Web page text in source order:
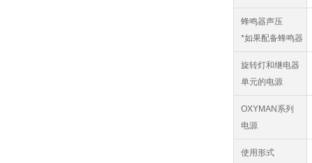
蜂鸣器声压
*如果配备蜂鸣器
旋转灯和继电器
单元的电源
OXYMAN系列
电源
使用形式